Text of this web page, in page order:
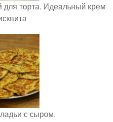
для торта. Идеальный крем
с сыром.